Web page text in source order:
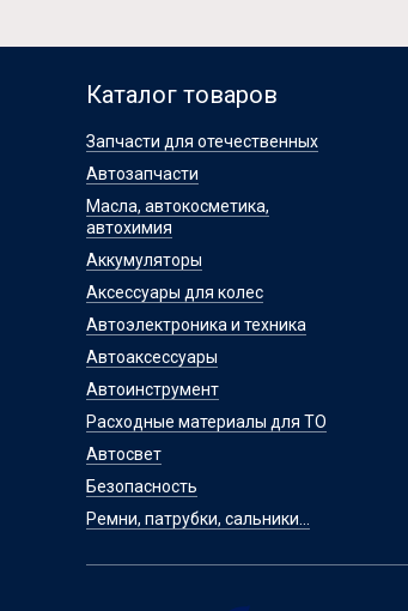
Каталог товаров
Запчасти для отечественных
Автозапчасти
Масла, автокосметика,
автохимия
Аккумуляторы
Аксессуары для колес
Автоэлектроника и техника
Автоаксессуары
Автоинструмент
Расходные материалы для ТО
Автосвет
Безопасность
Ремни, патрубки, сальники...